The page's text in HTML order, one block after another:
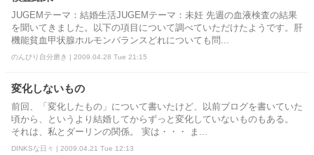
JUGEMテーマ：結婚生活JUGEMテーマ：未妊 先週の血液検査の結果
を聞いてきました。以下の項目について調べていただけたようです。肝
機能貧血甲状腺ホルモンバランスどれについても問...
のんびり自分磨き | 2009.04.28 Tue 21:15
変化しないもの
前回、「変化したもの」について書いたけど、以前ブログを書いていた
頃から、というより結婚してからずっと変化していないものもある。
それは、私とダーリンの関係。 実は・・・ ま...
DINKSな日々 | 2009.04.21 Tue 12:13